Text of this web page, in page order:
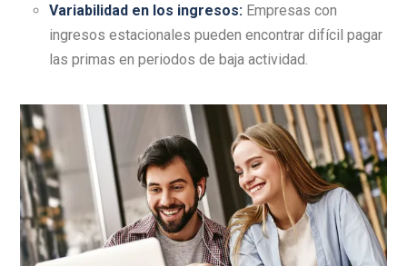
Variabilidad en los ingresos: Empresas con
ingresos estacionales pueden encontrar difícil pagar
las primas en periodos de baja actividad.